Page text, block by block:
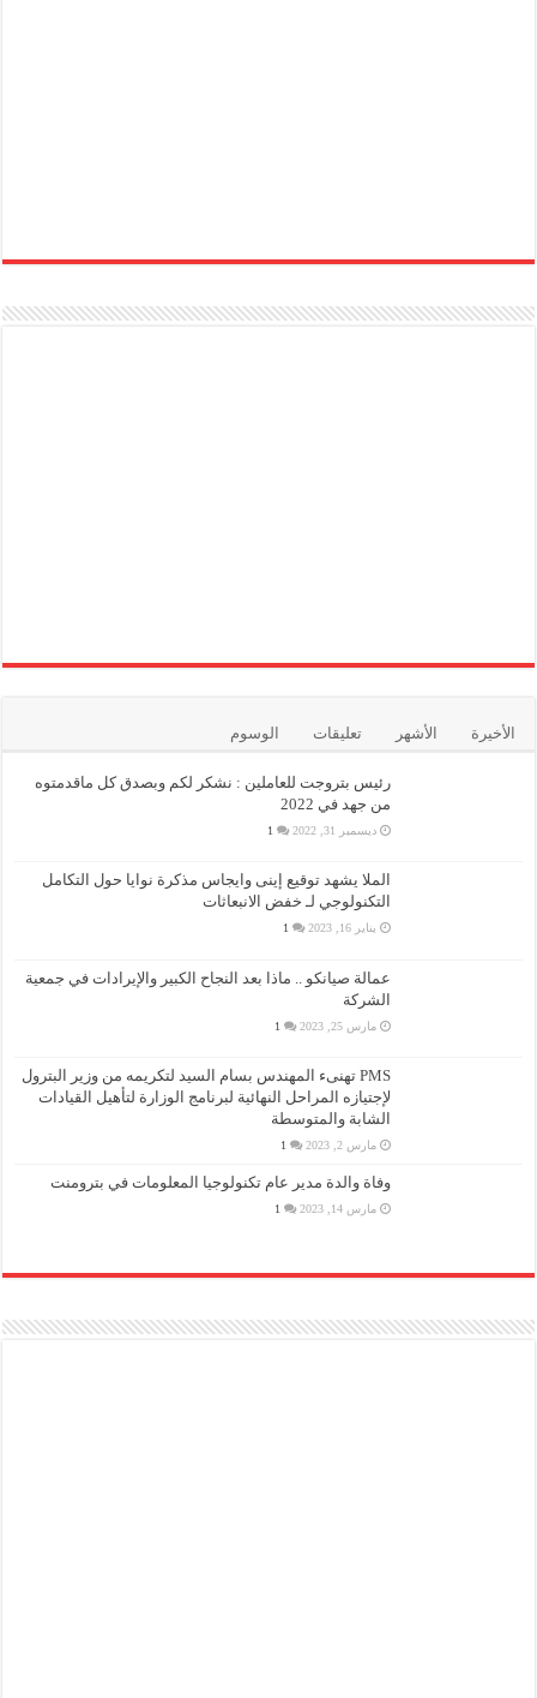
الأخيرة الأشهر تعليقات الوسوم
رئيس بتروجت للعاملين : نشكر لكم وبصدق كل ماقدمتوه
من جهد في 2022
ديسمبر 31, 2022 1
الملا يشهد توقيع إينى وايجاس مذكرة نوايا حول التكامل
التكنولوجي لـ خفض الانبعاثات
يناير 16, 2023 1
عمالة صيانكو .. ماذا بعد النجاح الكبير والإيرادات في جمعية
الشركة
مارس 25, 2023 1
PMS تهنىء المهندس بسام السيد لتكريمه من وزير البترول
لإجتيازه المراحل النهائية لبرنامج الوزارة لتأهيل القيادات
الشابة والمتوسطة
مارس 2, 2023 1
وفاة والدة مدير عام تكنولوجيا المعلومات في بترومنت
مارس 14, 2023 1